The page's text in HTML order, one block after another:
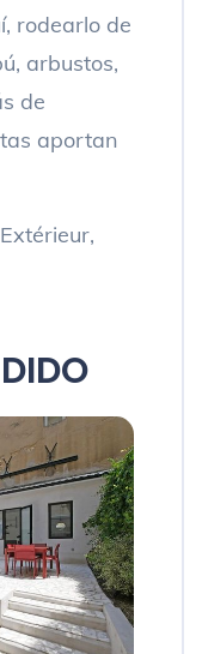
rodearlo de
arbustos,
de
aportan